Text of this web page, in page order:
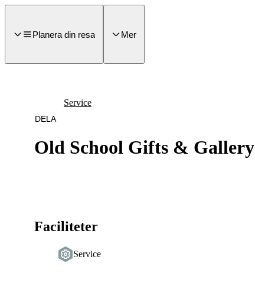
till
Planera din resa
Mer
Old School Gifts & Gallery
Service
DELA
Faciliteter
Service